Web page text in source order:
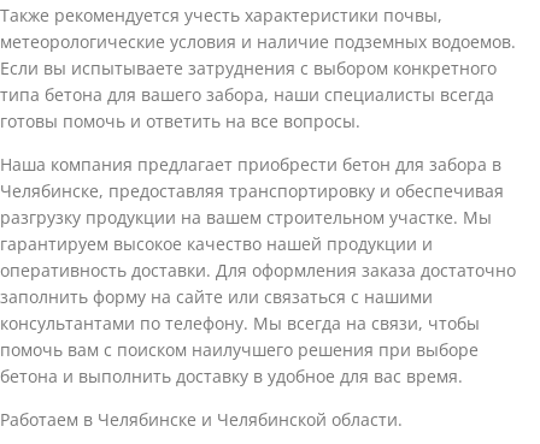
Также рекомендуется учесть характеристики почвы,
метеорологические условия и наличие подземных водоемов.
Если вы испытываете затруднения с выбором конкретного
типа бетона для вашего забора, наши специалисты всегда
готовы помочь и ответить на все вопросы.
Наша компания предлагает приобрести бетон для забора в
Челябинске, предоставляя транспортировку и обеспечивая
разгрузку продукции на вашем строительном участке. Мы
гарантируем высокое качество нашей продукции и
оперативность доставки. Для оформления заказа достаточно
заполнить форму на сайте или связаться с нашими
консультантами по телефону. Мы всегда на связи, чтобы
помочь вам с поиском наилучшего решения при выборе
бетона и выполнить доставку в удобное для вас время.
Работаем в Челябинске и Челябинской области.